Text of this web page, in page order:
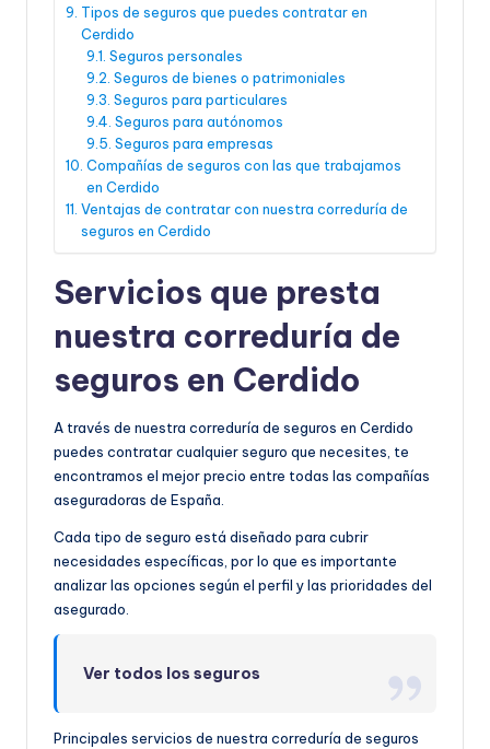
Tipos de seguros que puedes contratar en
Cerdido
Seguros personales
Seguros de bienes o patrimoniales
Seguros para particulares
Seguros para autónomos
Seguros para empresas
Compañías de seguros con las que trabajamos
en Cerdido
Ventajas de contratar con nuestra correduría de
seguros en Cerdido
Servicios que presta
nuestra correduría de
seguros en Cerdido
A través de nuestra correduría de seguros en Cerdido
puedes contratar cualquier seguro que necesites, te
encontramos el mejor precio entre todas las compañías
aseguradoras de España.
Cada tipo de seguro está diseñado para cubrir
necesidades específicas, por lo que es importante
analizar las opciones según el perfil y las prioridades del
asegurado.
Ver todos los seguros
Principales servicios de nuestra correduría de seguros